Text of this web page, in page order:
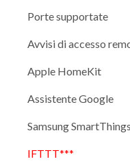
Porte supportate
Avvisi di accesso
Apple HomeKit
Assistente Google
Samsung SmartThings
IFTTT***